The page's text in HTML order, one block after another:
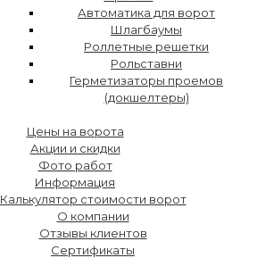
Автоматика для ворот
Шлагбаумы
Роллетные решетки
Рольставни
Герметизаторы проемов
(докшелтеры)
Цены на ворота
Акции и скидки
Фото работ
Информация
Калькулятор стоимости ворот
О компании
Отзывы клиентов
Сертификаты